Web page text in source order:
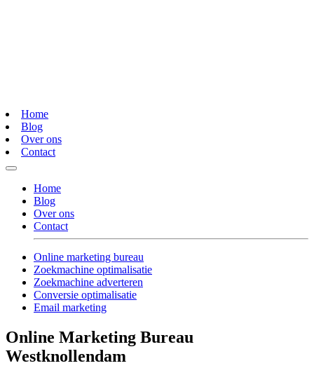
Home
Blog
Over ons
Contact
Home
Blog
Over ons
Contact
Online marketing bureau
Zoekmachine optimalisatie
Zoekmachine adverteren
Conversie optimalisatie
Email marketing
Online Marketing Bureau
Westknollendam